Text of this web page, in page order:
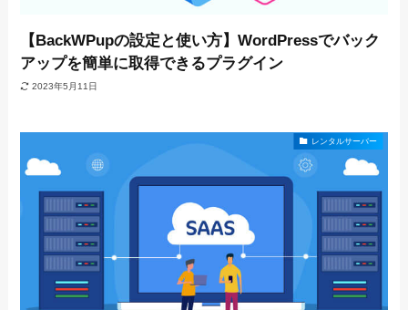
【BackWPupの設定と使い方】WordPressでバック
アップを簡単に取得できるプラグイン
2023年5月11日
レンタルサーバー